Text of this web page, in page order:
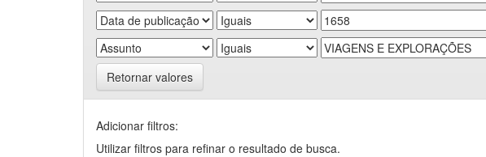
Retornar valores
Adicionar filtros:
Utilizar filtros para refinar o resultado de busca.